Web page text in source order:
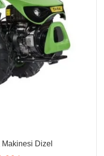
Dizel